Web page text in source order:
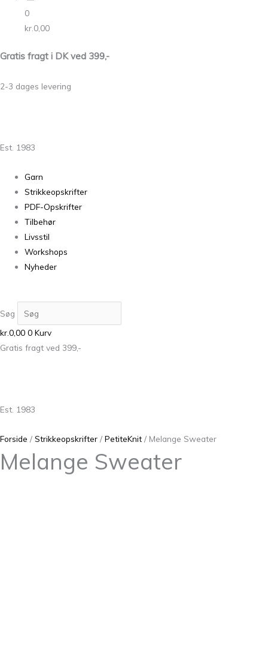
0
kr. 0,00
Gratis fragt i DK ved 399,-
2-3 dages levering
Est. 1983
Garn
Strikkeopskrifter
PDF-Opskrifter
Tilbehør
Livsstil
Workshops
Nyheder
Søg
kr.0,00 0 Kurv
Gratis fragt ved 399,-
Est. 1983
Forside / Strikkeopskrifter / PetiteKnit / Melange Sweater
Melange Sweater